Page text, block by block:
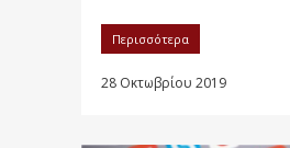
Περισσότερα
28 Οκτωβρίου 2019